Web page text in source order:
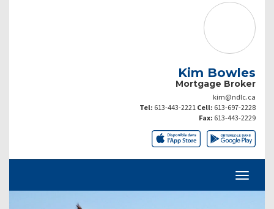
Kim Bowles
Mortgage Broker
kim@ndlc.ca
Tel: 613-443-2221 Cell: 613-697-2228
Fax: 613-443-2229